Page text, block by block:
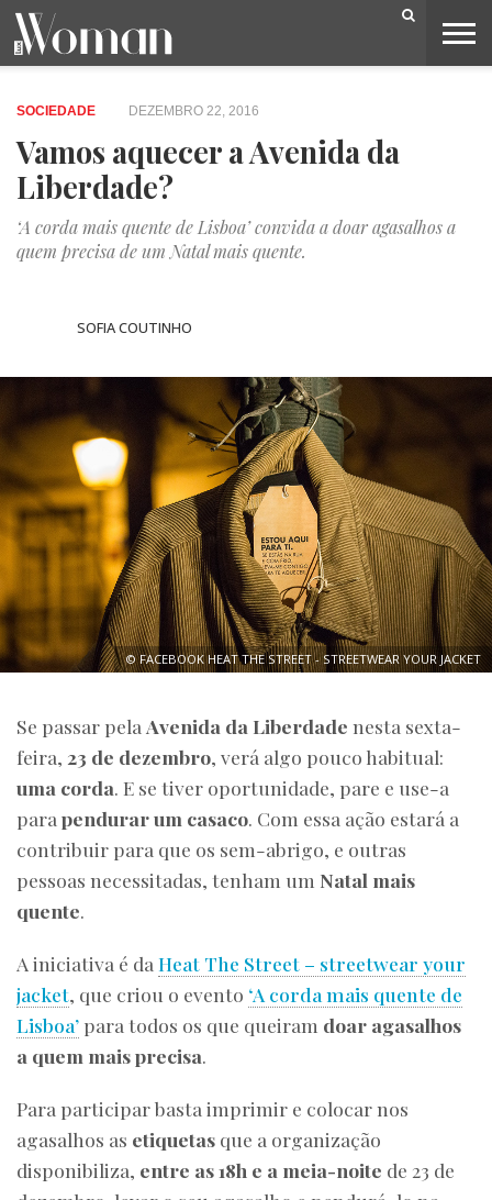
BELEZA
CAPA
LIFESTYLE
MODA
OPINIÃO
PESSOAS
SOCIEDADE
VIDEOS
SOCIEDADE DEZEMBRO 22, 2016
Vamos aquecer a Avenida da
Liberdade?
‘A corda mais quente de Lisboa’ convida a doar agasalhos a
quem precisa de um Natal mais quente.
SOFIA COUTINHO
© FACEBOOK HEAT THE STREET - STREETWEAR YOUR JACKET
Se passar pela Avenida da Liberdade nesta sexta-
feira, 23 de dezembro, verá algo pouco habitual:
uma corda. E se tiver oportunidade, pare e use-a
para pendurar um casaco. Com essa ação estará a
contribuir para que os sem-abrigo, e outras
pessoas necessitadas, tenham um Natal mais
quente.
A iniciativa é da Heat The Street – streetwear your
jacket, que criou o evento ‘A corda mais quente de
Lisboa’ para todos os que queiram doar agasalhos
a quem mais precisa.
Para participar basta imprimir e colocar nos
agasalhos as etiquetas que a organização
disponibiliza, entre as 18h e a meia-noite de 23 de